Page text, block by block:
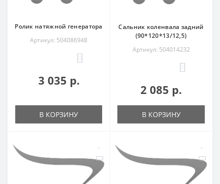
Ролик натяжной генератора
Артикул: 504086948
3 035 р.
В КОРЗИНУ
Сальник коленвала задний
(90*120*13/12,5)
Артикул: 504014232
2 085 р.
В КОРЗИНУ